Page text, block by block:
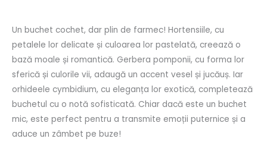
Un buchet cochet, dar plin de farmec! Hortensiile, cu
petalele lor delicate și culoarea lor pastelată, creează o
bază moale și romantică. Gerbera pomponii, cu forma lor
sferică și culorile vii, adaugă un accent vesel și jucăuș. Iar
orhideele cymbidium, cu eleganța lor exotică, completează
buchetul cu o notă sofisticată. Chiar dacă este un buchet
mic, este perfect pentru a transmite emoții puternice și a
aduce un zâmbet pe buze!